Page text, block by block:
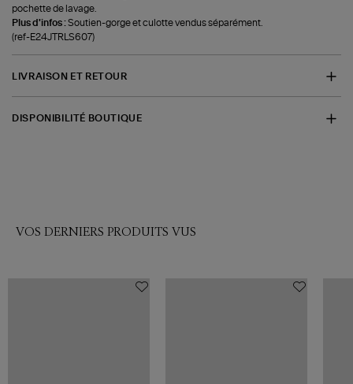
pochette de lavage.
Plus d'infos :Soutien-gorge et culotte vendus séparément.
(ref-E24JTRLS607)
LIVRAISON ET RETOUR
DISPONIBILITÉ BOUTIQUE
VOS DERNIERS PRODUITS VUS